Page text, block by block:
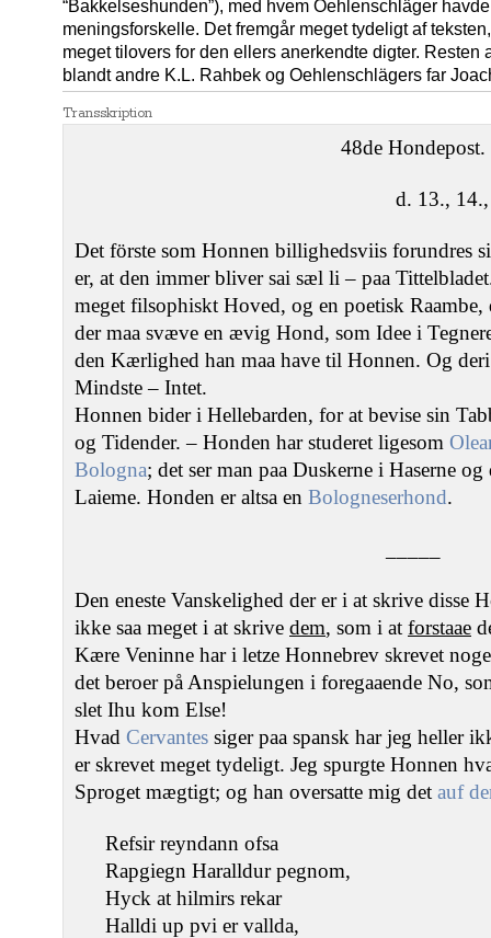
“Bakkelseshunden”), med hvem Oehlenschläger
meningsforskelle. Det fremgår meget tydeligt af
meget tilovers for den ellers anerkendte digter. Resten
blandt andre K.L. Rahbek og Oehlenschlägers far
Transskription
48de Hondepost.
d. 13.,
Det förste som Honnen billighedsviis forundres
er, at den immer bliver sai sæl li – paa
meget filsophiskt Hoved, og en poetisk
der maa svæve en ævig Hond, som Idee i
den Kærlighed han maa have til Honnen. Og
Mindste – Intet.
Honnen bider i Hellebarden, for at bevise sin
og Tidender. – Honden har studeret ligesom
Bologna; det ser man paa Duskerne i Haserne
Laieme. Honden er altsa en Bologneserhond.
Den eneste Vanskelighed der er i at skrive disse
ikke saa meget i at skrive dem, som i at forstaae
Kære Veninne har i letze Honnebrev skrevet
det beroer på Anspielungen i foregaaende No,
slet Ihu kom Else!
Hvad Cervantes siger paa spansk har jeg heller
er skrevet meget tydeligt. Jeg spurgte Honnen
Sproget mægtigt; og han oversatte mig det auf
Refsir reyndann ofsa
Rapgiegn Haralldur pegnom,
Hyck at hilmirs rekar
Halldi up pvi er vallda,